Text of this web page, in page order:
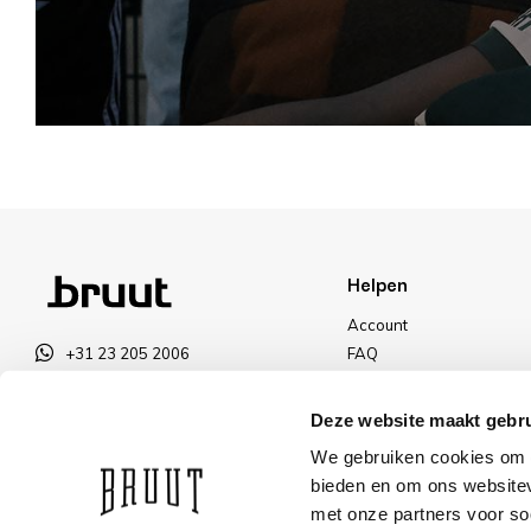
Deze website maakt
We gebruiken cookies
bieden en om ons
met onze partners voor
+31 23 205 2006
OPENINGSTIJDEN
Helpen
Account
FAQ
Betalen
Kortingen